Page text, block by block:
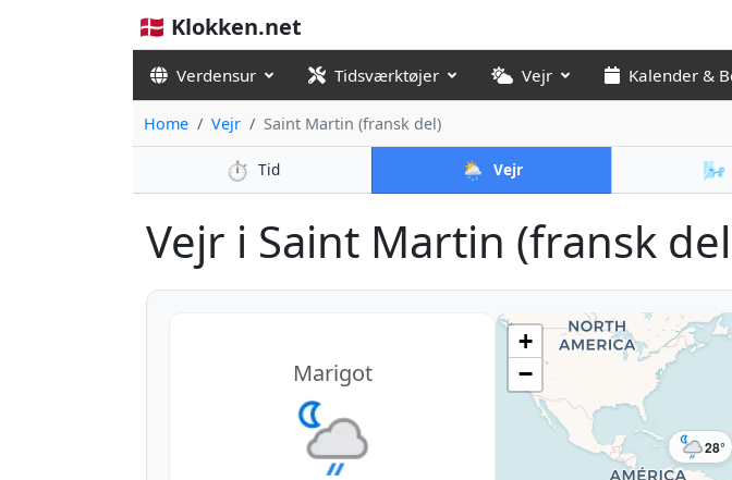
🇩🇰 Klokken.net
Verdensur Tidsværktøjer Vejr Kalender &
Home Vejr Saint Martin (fransk del)
⏱️ Tid 🌦️ Vejr 🌬️
Vejr i Saint Martin (fransk
Marigot
28°
+
−